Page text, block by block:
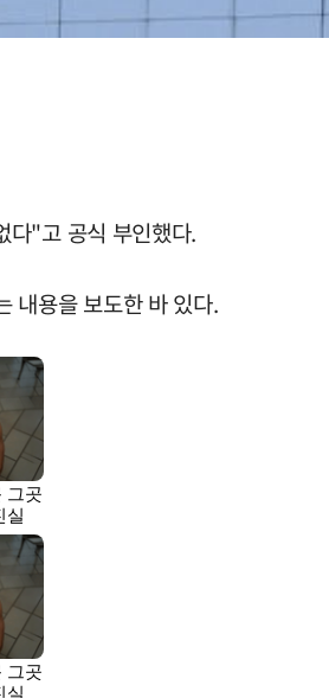
다"고 공식 부인했다.
내용을 보도한 바 있다.